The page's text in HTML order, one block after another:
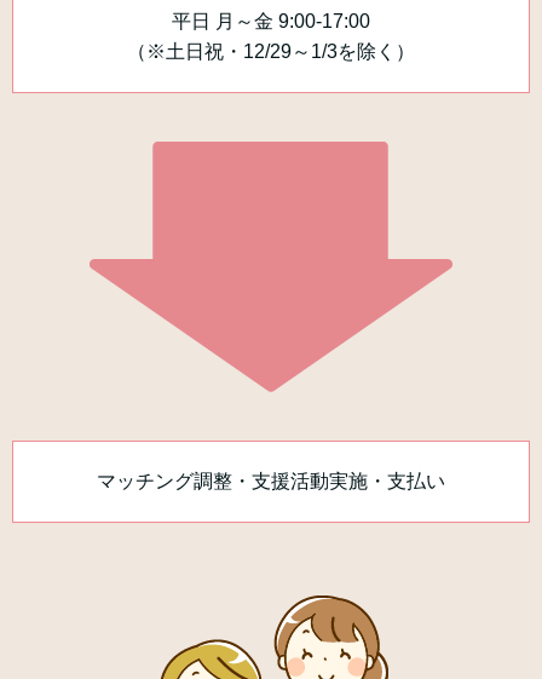
平日 月～金 9:00-17:00
（※土日祝・12/29～1/3を除く）
マッチング調整・支援活動実施・支払い